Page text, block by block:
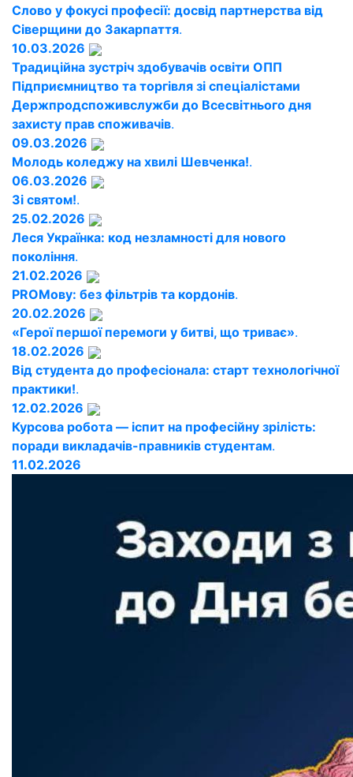
Слово у фокусі професії: досвід партнерства від
Сіверщини до Закарпаття.
10.03.2026
Традиційна зустріч здобувачів освіти ОПП
Підприємництво та торгівля зі спеціалістами
Держпродспоживслужби до Всесвітнього дня
захисту прав споживачів.
09.03.2026
Молодь коледжу на хвилі Шевченка!.
06.03.2026
Зі святом!.
25.02.2026
Леся Українка: код незламності для нового
покоління.
21.02.2026
PROМову: без фільтрів та кордонів.
20.02.2026
«Герої першої перемоги у битві, що триває».
18.02.2026
Від студента до професіонала: старт технологічної
практики!.
12.02.2026
Курсова робота — іспит на професійну зрілість:
поради викладачів-правників студентам.
11.02.2026